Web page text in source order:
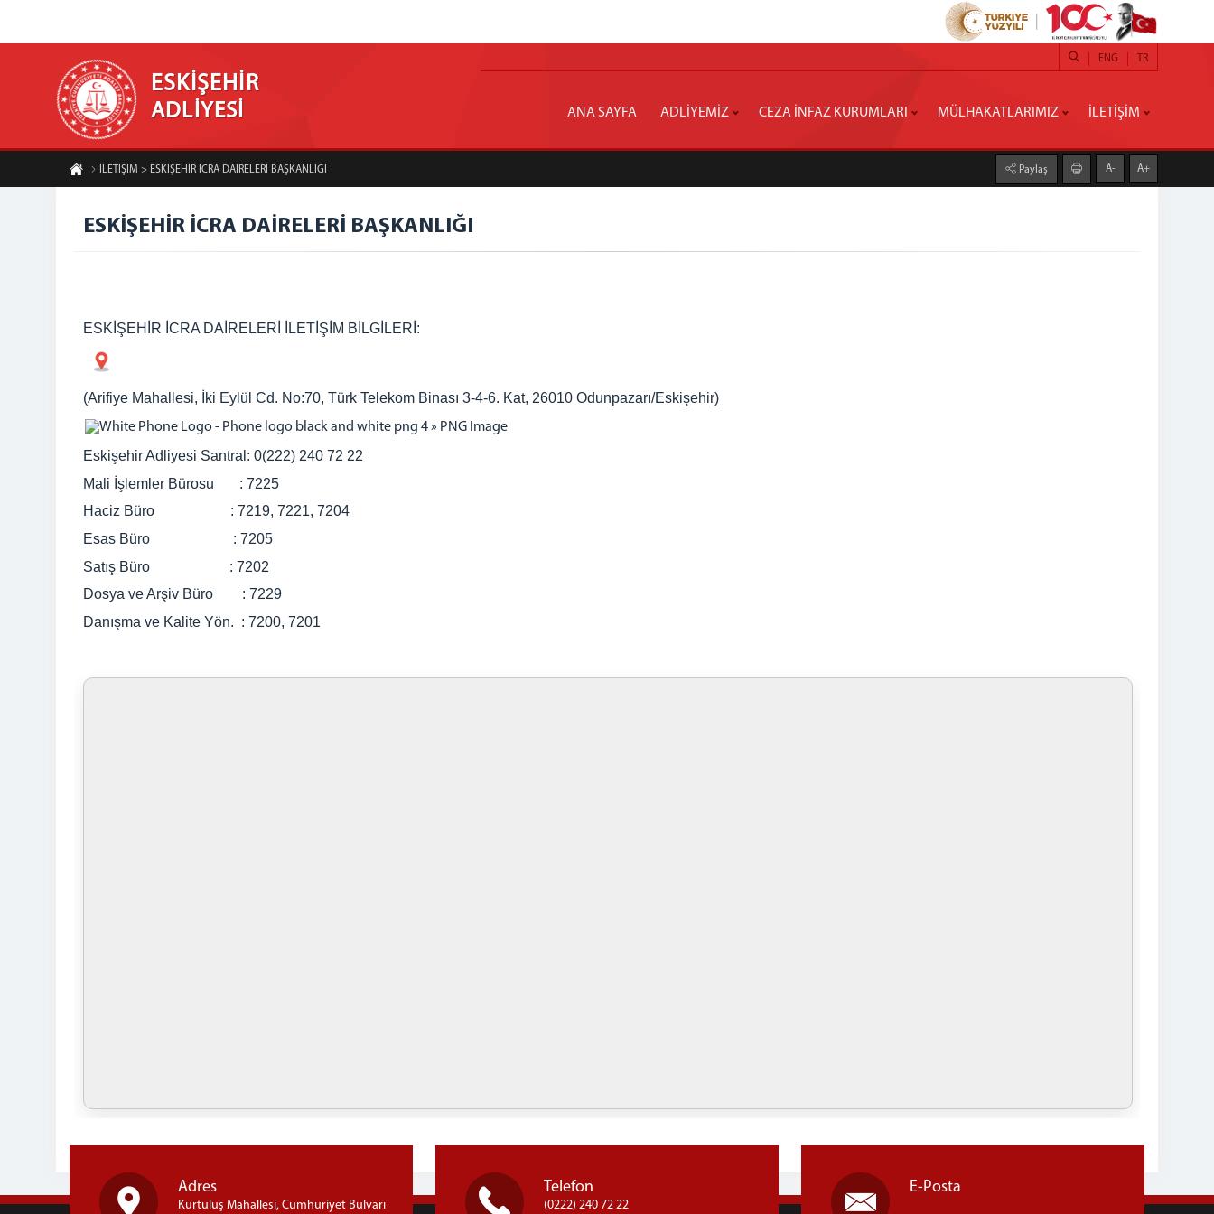
ESKİŞEHİR
ADLİYESİ
TR
ENG
ANA SAYFA ADLİYEMİZ CEZA İNFAZ KURUMLARI MÜLHAKATLARIMIZ İLETİŞİM
İLETİŞİM > ESKİŞEHİR İCRA DAİRELERİ BAŞKANLIĞI Paylaş A- A+
ESKİŞEHİR İCRA DAİRELERİ BAŞKANLIĞI
ESKİŞEHİR İCRA DAİRELERİ İLETİŞİM BİLGİLERİ:
(Arifiye Mahallesi, İki Eylül Cd. No:70, Türk Telekom Binası 3-4-6. Kat, 26010 Odunpazarı/Eskişehir)
Eskişehir Adliyesi Santral: 0(222) 240 72 22
Mali İşlemler Bürosu : 7225
Haciz Büro : 7219, 7221, 7204
Esas Büro : 7205
Satış Büro : 7202
Dosya ve Arşiv Büro : 7229
Danışma ve Kalite Yön. : 7200, 7201
Adres
Kurtuluş Mahallesi, Cumhuriyet Bulvarı
Telefon
(0222) 240 72 22
E-Posta